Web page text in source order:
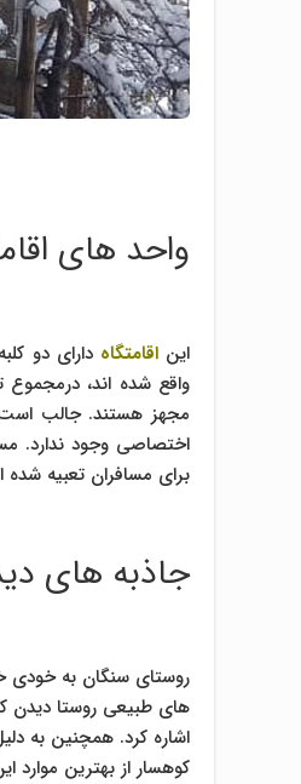
واحد های
ایناقامتگاه دارای دو
مجهز هستند. جالب است
اختصاصی وجود ندارد.
برای مسافران تعبیه
جاذبه های
روستای سنگان به خودی
های طبیعی روستا دیدن
اشاره کرد. همچنین به
کوهسار از بهترین